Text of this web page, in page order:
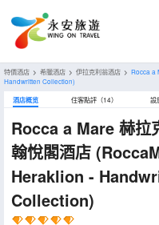
特價酒店 > 希臘酒店 > 伊拉克利翁酒店 > Rocca a
Handwritten Collection)
酒店概览 住客點評（14） 設
Rocca a Mare 赫拉
翰悅閣酒店
Heraklion -
Collection)